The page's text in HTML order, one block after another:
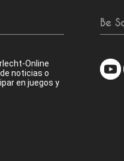
Online
noticias o
en juegos y
Be